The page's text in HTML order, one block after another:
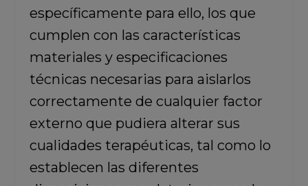
específicamente para ello, los que
cumplen con las características
materiales y especificaciones
técnicas necesarias para aislarlos
correctamente de cualquier factor
externo que pudiera alterar sus
cualidades terapéuticas, tal como lo
establecen las diferentes